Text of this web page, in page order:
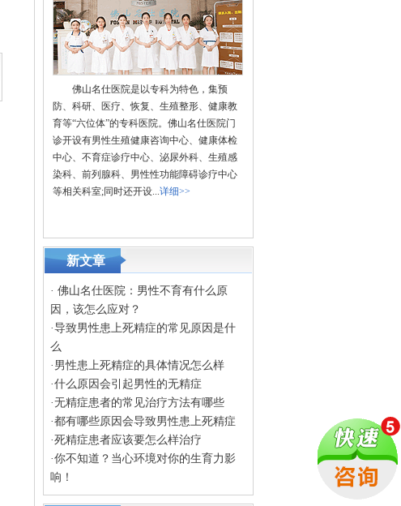
佛山名仕医院是以专科为特色，集预
防、科研、医疗、恢复、生殖整形、健康教
育等“六位体”的专科医院。佛山名仕医院门
诊开设有男性生殖健康咨询中心、健康体检
中心、不育症诊疗中心、泌尿外科、生殖感
染科、前列腺科、男性性功能障碍诊疗中心
等相关科室;同时还开设...详细>>
新文章
· 佛山名仕医院：男性不育有什么原
因，该怎么应对？
·导致男性患上死精症的常见原因是什
么
· 男性患上死精症的具体情况怎么样
·什么原因会引起男性的无精症
·无精症患者的常见治疗方法有哪些
·都有哪些原因会导致男性患上死精症
·死精症患者应该要怎么样治疗
·你不知道？当心环境对你的生育力影
响！